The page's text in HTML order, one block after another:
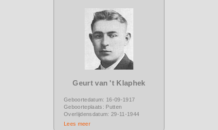
Geurt van 't Klaphek
Geboortedatum: 16-09-1917
Geboorteplaats: Putten
Overlijdensdatum: 29-11-1944
Lees meer